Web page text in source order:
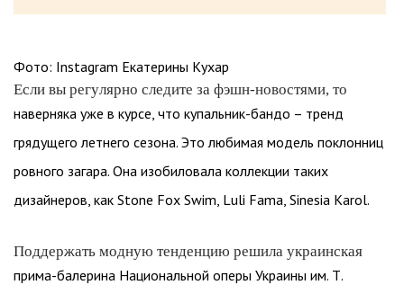
Фото: Instagram Екатерины Кухар
Если вы регулярно следите за фэшн-новостями, то
наверняка уже в курсе, что купальник-бандо – тренд
грядущего летнего сезона. Это любимая модель поклонниц
ровного загара. Она изобиловала коллекции таких
дизайнеров, как Stone Fox Swim, Luli Fama, Sinesia Karol.
Поддержать модную тенденцию решила украинская
прима-балерина Национальной оперы Украины им. Т.